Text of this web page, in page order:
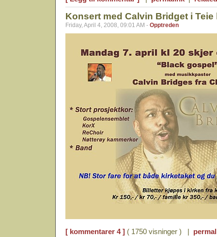
Konsert med Calvin Bridget i Teie
Friday, April 4, 2008, 09:01 AM - Opptreden
[ kommentarer 4 ] ( 1750 visninger ) |